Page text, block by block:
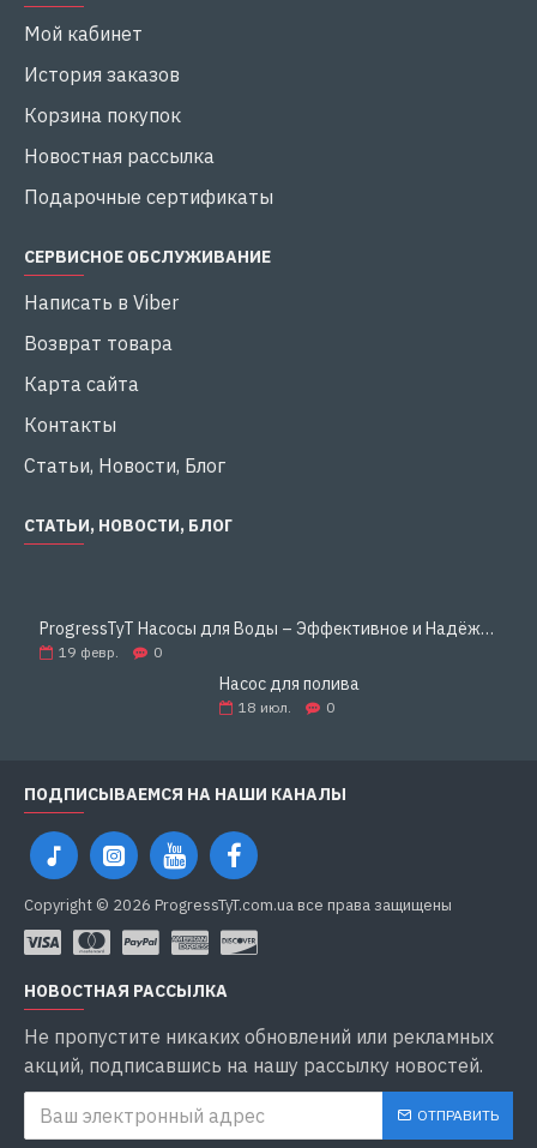
Мой кабинет
История заказов
Корзина покупок
Новостная рассылка
Подарочные сертификаты
СЕРВИСНОЕ ОБСЛУЖИВАНИЕ
Написать в Viber
Возврат товара
Карта сайта
Контакты
Статьи, Новости, Блог
СТАТЬИ, НОВОСТИ, БЛОГ
ProgressTyT Насосы для Воды – Эффективное и Надёжное Решение для Дома и Бизнеса
19 февр. 0
Насос для полива
18 июл. 0
ПОДПИСЫВАЕМСЯ НА НАШИ КАНАЛЫ
Copyright © 2026 ProgressTyT.com.ua все права защищены
НОВОСТНАЯ РАССЫЛКА
Не пропустите никаких обновлений или рекламных
акций, подписавшись на нашу рассылку новостей.
ОТПРАВИТЬ